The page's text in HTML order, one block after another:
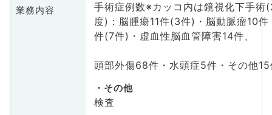
業務内容
手術症例数※カッコ内は鏡視化下手
度)：脳腫瘍11件(3件)・脳動脈瘤10件
件(7件)・虚血性脳血管障害14件、
頭部外傷68件・水頭症5件・その他15
その他
検査